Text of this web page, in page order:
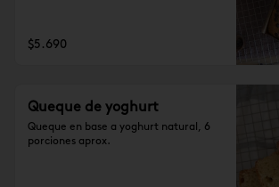
$5.690
Queque de yoghurt
Queque en base a yoghurt natural, 6
porciones aprox.